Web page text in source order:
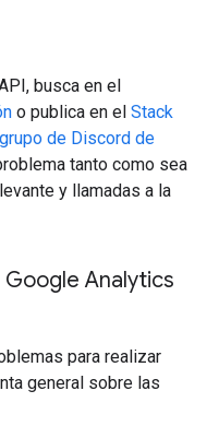
busca en el
o publica en el Stack
grupo de Discord de
tanto como sea
y llamadas a la
Analytics
para realizar
general sobre las